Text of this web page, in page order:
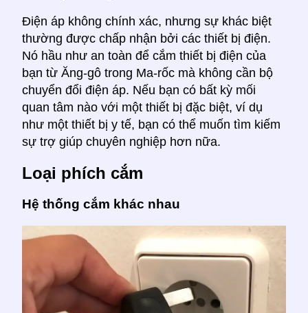
Điện áp không chính xác, nhưng sự khác biệt
thường được chấp nhận bởi các thiết bị điện.
Nó hầu như an toàn để cắm thiết bị điện của
bạn từ Ăng-gô trong Ma-rốc mà không cần bộ
chuyển đổi điện áp. Nếu bạn có bất kỳ mối
quan tâm nào với một thiết bị đặc biệt, ví dụ
như một thiết bị y tế, bạn có thể muốn tìm kiếm
sự trợ giúp chuyên nghiệp hơn nữa.
Loại phích cắm
Hệ thống cắm khác nhau